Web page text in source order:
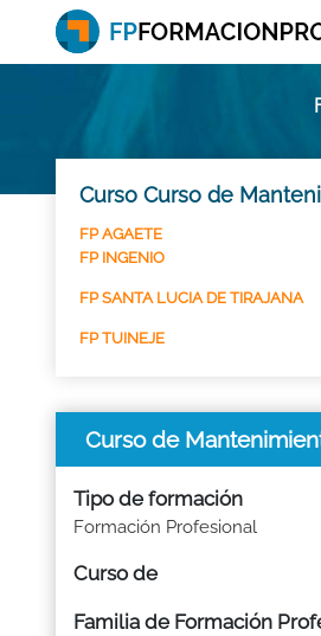
Curso Curso de
FP AGAETE
FP INGENIO
FP SANTA LUCIA DE TIRAJANA
FP TUINEJE
Curso de
Tipo de formación
Formación Profesional
Curso de
Familia de Formación